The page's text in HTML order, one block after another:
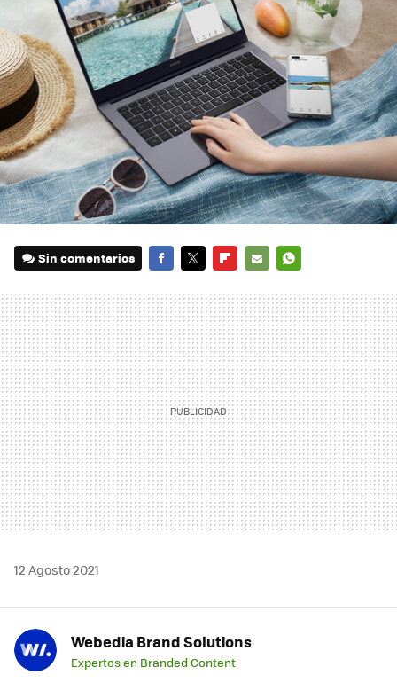
Sin comentarios
MAIL
12 Agosto 2021
Webedia Brand Solutions
Expertos en Branded Content